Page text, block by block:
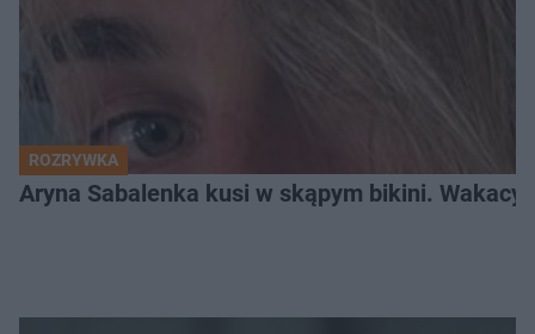
ROZRYWKA
Aryna Sabalenka kusi w skąpym bikini.